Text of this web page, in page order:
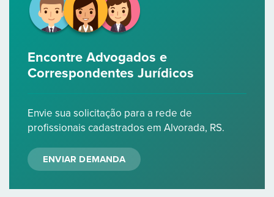
Encontre Advogados e
Correspondentes Jurídicos
Envie sua solicitação para a rede de
profissionais cadastrados em Alvorada, RS.
ENVIAR DEMANDA